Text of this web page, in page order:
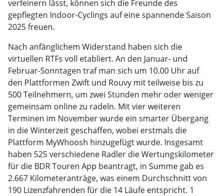
verfeinern lässt, können sich die Freunde des
gepflegten Indoor-Cyclings auf eine spannende Saison
2025 freuen.
Nach anfänglichem Widerstand haben sich die
virtuellen RTFs voll etabliert. An den Januar- und
Februar-Sonntagen traf man sich um 10.00 Uhr auf
den Plattformen Zwift und Rouvy mit teilweise bis zu
500 Teilnehmern, um zwei Stunden mehr oder weniger
gemeinsam online zu radeln. Mit vier weiteren
Terminen im November wurde ein smarter Übergang
in die Winterzeit geschaffen, wobei erstmals die
Plattform MyWhoosh hinzugefügt wurde. Insgesamt
haben 525 verschiedene Radler die Wertungskilometer
für die BDR Touren App beantragt, in Summe gab es
2.667 Kilometeranträge, was einem Durchschnitt von
190 Lizenzfahrenden für die 14 Läufe entspricht. 1